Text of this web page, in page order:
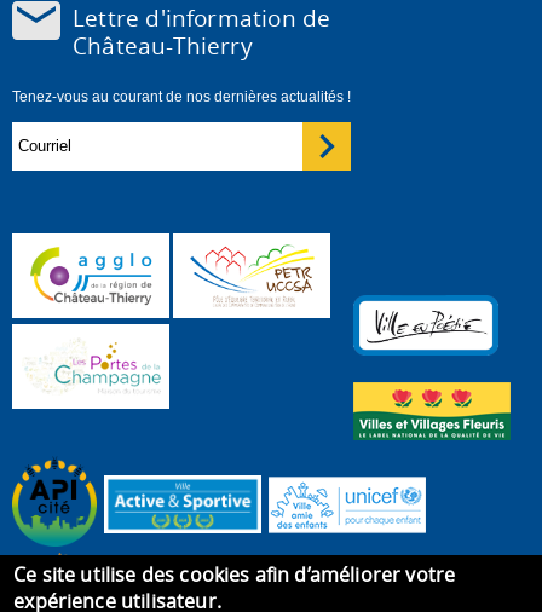
Lettre d'information de
Château-Thierry
Tenez-vous au courant de nos dernières actualités !
Ce site utilise des cookies afin d’améliorer votre
expérience utilisateur.